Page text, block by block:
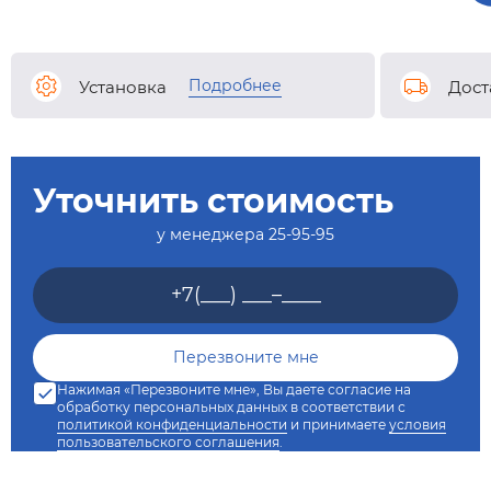
Установка Подробнее
Уточнить стоимость
у менеджера 25-95-95
Нажимая «Перезвоните мне», Вы даете согласие на
обработку персональных данных в соответствии с
политикой конфиденциальности и принимаете условия
пользовательского соглашения.